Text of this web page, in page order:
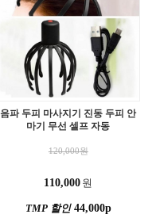
음파 두피 마사지기 진동 두피 안
마기 무선 셀프 자동
120,000원
110,000 원
TMP 할인44,000p